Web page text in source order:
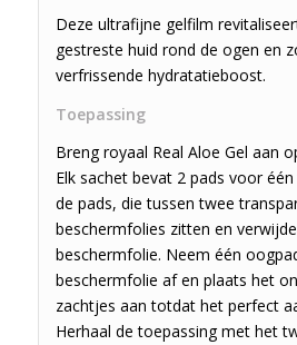
Deze ultrafijne gelfilm
gestreste huid rond de ogen en
verfrissende hydratatieboost.
Toepassing
Breng royaal Real Aloe Gel aan
Elk sachet bevat 2 pads voor
de pads, die tussen twee
beschermfolies zitten en
beschermfolie. Neem één
beschermfolie af en plaats het
zachtjes aan totdat het perfect
Herhaal de toepassing met het